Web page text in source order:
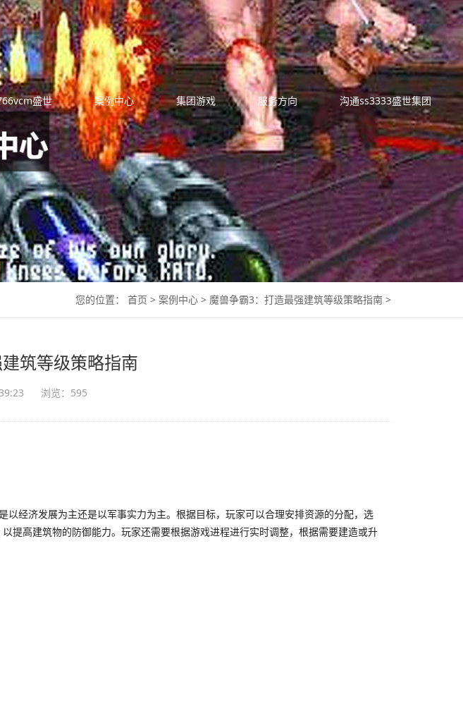
盛世 案例中心 集团游戏 服务方向 沟通ss3333盛世集团
您的位置： 首页 > 案例中心 > 魔兽争霸3：打造最强建筑等级策略指南 >
筑等级策略指南
浏览：595
经济发展为主还是以军事实力为主。根据目标，玩家可以合理安排资源的分配，选
提高建筑物的防御能力。玩家还需要根据游戏进程进行实时调整，根据需要建造或升